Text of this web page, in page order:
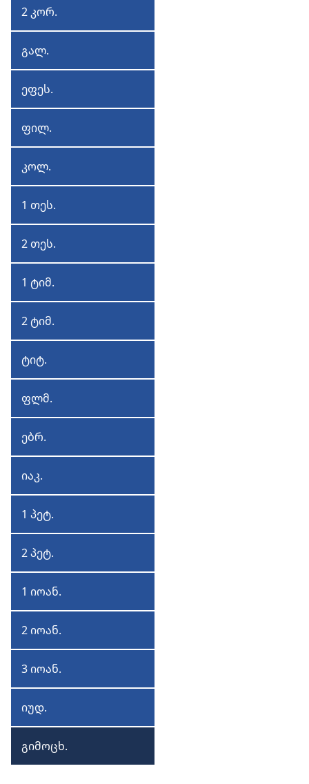
2
კორინთელეფ
2 კორ.
გალატელეფ
გალ.
ეფესოელეფ
ეფეს.
ფილიპელეფ
ფილ.
კოლოსელეფ
კოლ.
1
თესალონიკელეფ
1 თეს.
2
თესალონიკელეფ
2 თეს.
1
ტიმოთე
1 ტიმ.
2
ტიმოთე
2 ტიმ.
ტიტე
ტიტ.
ფილიმონ
ფლმ.
ებრაელეფ
ებრ.
იაკობ
იაკ.
1
პეტრე
1 პეტ.
2
პეტრე
2 პეტ.
1
იოანე
1 იოან.
2
იოანე
2 იოან.
3
იოანე
3 იოან.
იუდა
იუდ.
გიმოცხადება
გიმოცხ.